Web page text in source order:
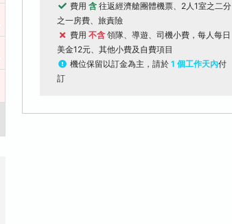
費用 含 往返經濟艙團體機票、2人1室之二分
之一房費、旅責險
費用 不含 領隊、導遊、司機小費，每人每日
美金12元、其他小費及自費項目
機位保留以訂金為主，請於 1 個工作天內付
訂